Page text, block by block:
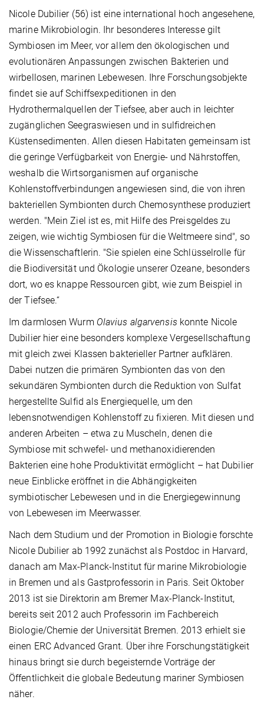
Nicole Dubilier (56) ist eine international hoch angesehene,
marine Mikrobiologin. Ihr besonderes Interesse gilt
Symbiosen im Meer, vor allem den ökologischen und
evolutionären Anpassungen zwischen Bakterien und
wirbellosen, marinen Lebewesen. Ihre Forschungsobjekte
findet sie auf Schiffsexpeditionen in den
Hydrothermalquellen der Tiefsee, aber auch in leichter
zugänglichen Seegraswiesen und in sulfidreichen
Küstensedimenten. Allen diesen Habitaten gemeinsam ist
die geringe Verfügbarkeit von Energie- und Nährstoffen,
weshalb die Wirtsorganismen auf organische
Kohlenstoffverbindungen angewiesen sind, die von ihren
bakteriellen Symbionten durch Chemosynthese produziert
werden. "Mein Ziel ist es, mit Hilfe des Preisgeldes zu
zeigen, wie wichtig Symbiosen für die Weltmeere sind", so
die Wissenschaftlerin. "Sie spielen eine Schlüsselrolle für
die Biodiversität und Ökologie unserer Ozeane, besonders
dort, wo es knappe Ressourcen gibt, wie zum Beispiel in
der Tiefsee.“
Im darmlosen Wurm Olavius algarvensis konnte Nicole
Dubilier hier eine besonders komplexe Vergesellschaftung
mit gleich zwei Klassen bakterieller Partner aufklären.
Dabei nutzen die primären Symbionten das von den
sekundären Symbionten durch die Reduktion von Sulfat
hergestellte Sulfid als Energiequelle, um den
lebensnotwendigen Kohlenstoff zu fixieren. Mit diesen und
anderen Arbeiten – etwa zu Muscheln, denen die
Symbiose mit schwefel- und methanoxidierenden
Bakterien eine hohe Produktivität ermöglicht – hat Dubilier
neue Einblicke eröffnet in die Abhängigkeiten
symbiotischer Lebewesen und in die Energiegewinnung
von Lebewesen im Meerwasser.
Nach dem Studium und der Promotion in Biologie forschte
Nicole Dubilier ab 1992 zunächst als Postdoc in Harvard,
danach am Max-Planck-Institut für marine Mikrobiologie
in Bremen und als Gastprofessorin in Paris. Seit Oktober
2013 ist sie Direktorin am Bremer Max-Planck-Institut,
bereits seit 2012 auch Professorin im Fachbereich
Biologie/Chemie der Universität Bremen. 2013 erhielt sie
einen ERC Advanced Grant. Über ihre Forschungstätigkeit
hinaus bringt sie durch begeisternde Vorträge der
Öffentlichkeit die globale Bedeutung mariner Symbiosen
näher.